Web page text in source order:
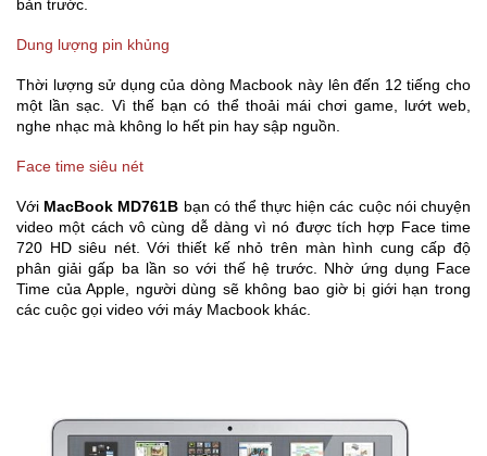
bản trước.
Dung lượng pin khủng
Thời lượng sử dụng của dòng Macbook này lên đến 12 tiếng cho
một lần sạc. Vì thế bạn có thể thoải mái chơi game, lướt web,
nghe nhạc mà không lo hết pin hay sập nguồn.
Face time siêu nét
Với MacBook MD761B bạn có thể thực hiện các cuộc nói chuyện
video một cách vô cùng dễ dàng vì nó được tích hợp Face time
720 HD siêu nét. Với thiết kế nhỏ trên màn hình cung cấp độ
phân giải gấp ba lần so với thế hệ trước. Nhờ ứng dụng Face
Time của Apple, người dùng sẽ không bao giờ bị giới hạn trong
các cuộc gọi video với máy Macbook khác.